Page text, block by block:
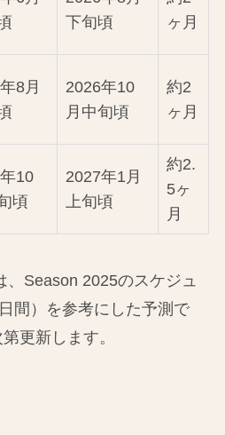
下旬頃
ヶ月
8月
2026年10
月中旬頃
約2
ヶ月
10
頃
2027年1月
上旬頃
約2.
5ヶ
月
Season 2025のスケジュ
間）を参考にした予測で
更新します。